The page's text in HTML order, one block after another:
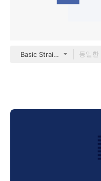
Basic Straight Flat